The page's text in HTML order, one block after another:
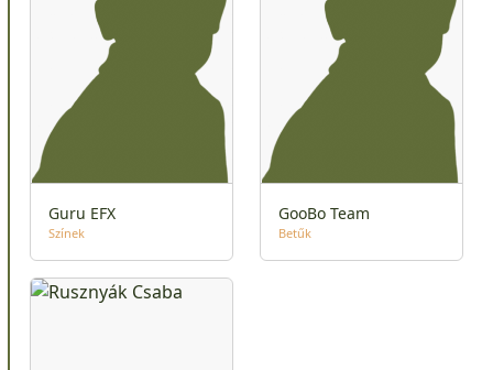
Guru EFX
Színek
GooBo Team
Betűk